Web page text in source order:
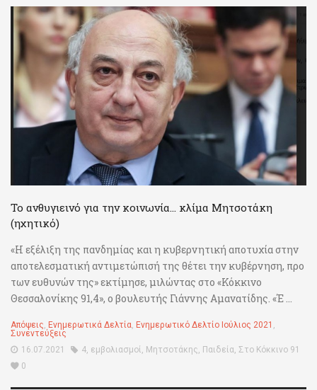
Το ανθυγιεινό για την κοινωνία… κλίμα Μητσοτάκη
(ηχητικό)
«Η εξέλιξη της πανδημίας και η κυβερνητική αποτυχία στην
αποτελεσματική αντιμετώπισή της θέτει την κυβέρνηση, προ
των ευθυνών της» εκτίμησε, μιλώντας στο «Κόκκινο
Θεσσαλονίκης 91,4», ο βουλευτής Γιάννης Αμανατίδης. «Έ ...
Απόψεις, Ενημερωτικά Δελτία, Ενημερωτικό Δελτίο Ιούλιος 2021 ,
Συνεντεύξεις
16.07.2021
4, εμβολιασμοί, Μητσοτάκης, Παιδεία, Στο Κόκκινο 91
0